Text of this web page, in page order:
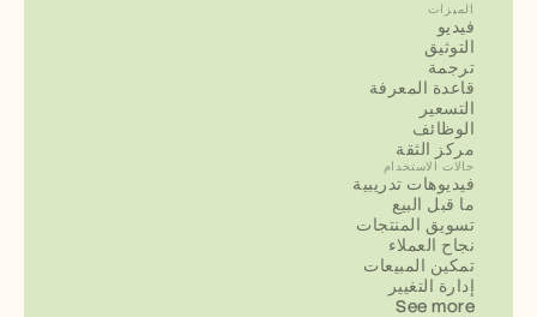
الميزات
فيديو
التوثيق
ترجمة
قاعدة المعرفة
التسعير
الوظائف
مركز الثقة
حالات الاستخدام
فيديوهات تدريبية
ما قبل البيع
تسويق المنتجات
نجاح العملاء
تمكين المبيعات
إدارة التغيير
See more